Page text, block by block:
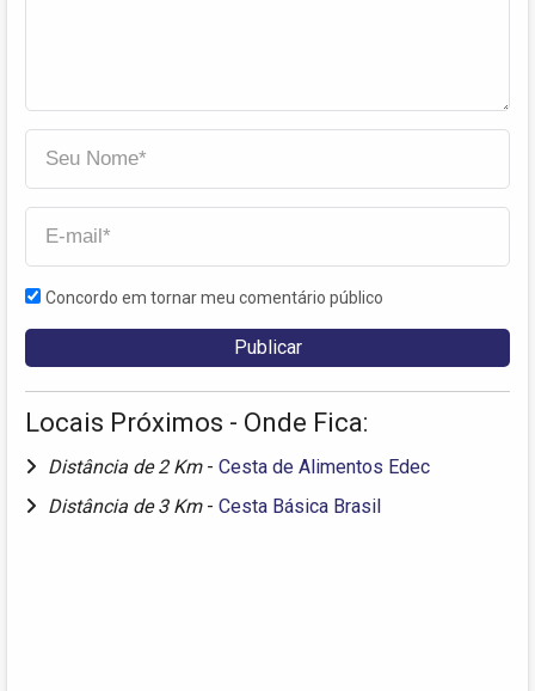
Concordo em tornar meu comentário público
Locais Próximos - Onde Fica:
Distância de 2 Km - Cesta de Alimentos Edec
Distância de 3 Km - Cesta Básica Brasil